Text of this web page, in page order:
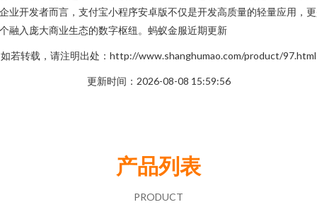
业开发者而言，支付宝小程序安卓版不仅是开发高质量的轻量应用，
融入庞大商业生态的数字枢纽。蚂蚁金服近期更新
如若转载，请注明出处：http://www.shanghumao.com/product/97.html
更新时间：2026-08-08 15:59:56
产品列表
PRODUCT